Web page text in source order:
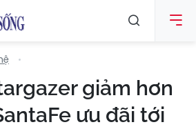
giảm hơn
ưu đãi tới